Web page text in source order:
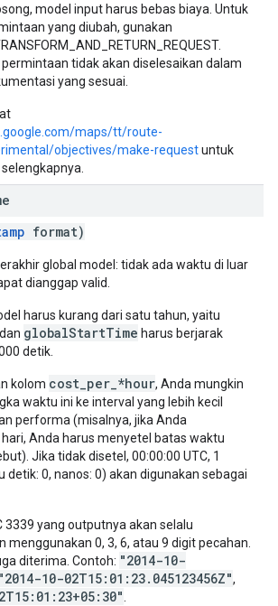
model input harus bebas biaya. Untuk
yang diubah, gunakan
tidak akan diselesaikan dalam
yang sesuai.
maps/tt/route-
objectives/make-requestuntuk
format)
global model: tidak ada waktu di luar
dianggap valid.
harus kurang dari satu tahun, yaitu
dan globalStartTime harus berjarak
detik.
kolom cost_per_*hour, Anda mungkin
waktu ini ke interval yang lebih kecil
performa (misalnya, jika Anda
Anda harus menyetel batas waktu
Jika tidak disetel, 00:00:00 UTC, 1
detik: 0, nanos: 0) akan digunakan sebagai
3339 yang outputnya akan selalu
menggunakan 0, 3, 6, atau 9 digit pecahan.
diterima. Contoh: "2014-10-
"2014-10-02T15:01:23.045123456Z",